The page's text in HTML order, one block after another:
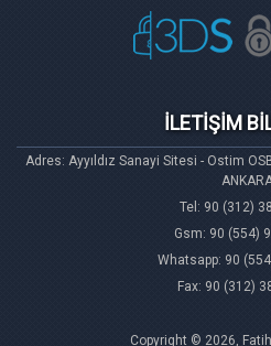
İLETİŞİM
Adres: Ayyıldız Sanayi Sitesi - Ostim
Tel: 90 (312)
Gsm: 90 (554)
Whatsapp: 90
Fax: 90 (312)
Copyright © 2026,